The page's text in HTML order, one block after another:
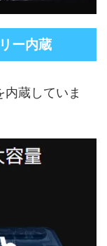
ー内蔵
内蔵していま